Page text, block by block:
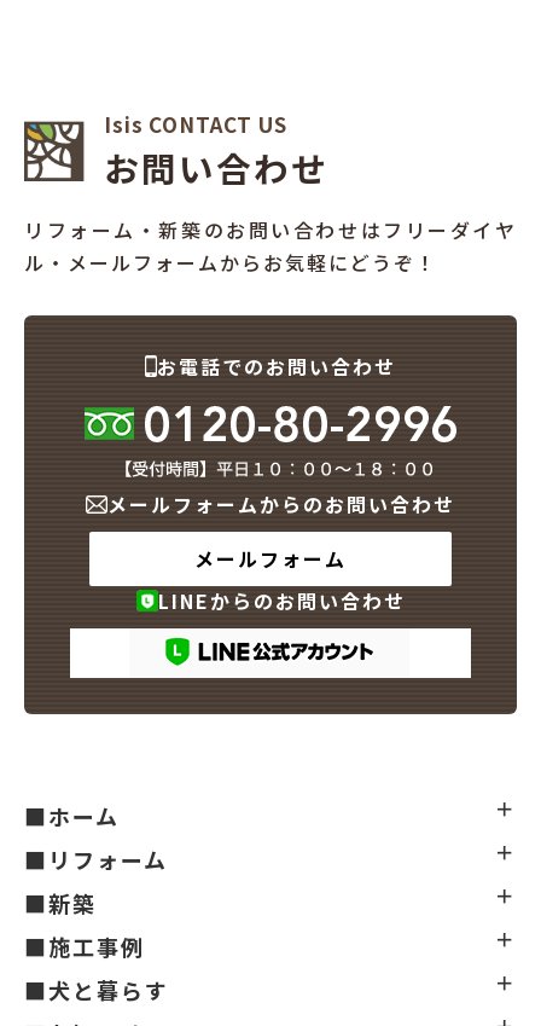
Isis CONTACT US
お問い合わせ
リフォーム・新築のお問い合わせはフリーダイヤ
ル・メールフォームからお気軽にどうぞ！
お電話でのお問い合わせ
メールフォームからのお問い合わせ
メールフォーム
LINEからのお問い合わせ
■ホーム
■リフォーム
■新築
■施工事例
■犬と暮らす